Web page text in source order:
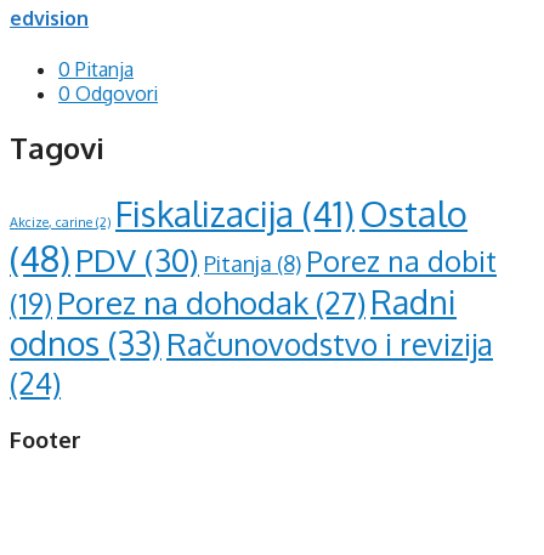
edvision
0 Pitanja
0 Odgovori
Tagovi
Akcize, carine (2) Fiskalizacija (41)Ostalo
(48) PDV (30) Pitanja (8) Porez na dobit
(19) Porez na dohodak (27)Radni
odnos (33) Računovodstvo i revizija
(24)
Footer